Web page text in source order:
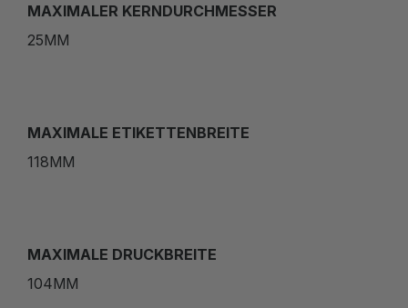
MAXIMALER KERNDURCHMESSER
25MM
MAXIMALE ETIKETTENBREITE
118MM
MAXIMALE DRUCKBREITE
104MM